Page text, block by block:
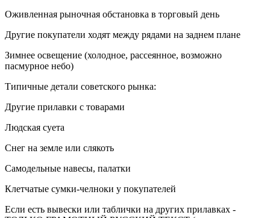
Оживленная рыночная обстановка в торговый день
Другие покупатели ходят между рядами на заднем плане
Зимнее освещение (холодное, рассеянное, возможно
пасмурное небо)
Типичные детали советского рынка:
Другие прилавки с товарами
Людская суета
Снег на земле или слякоть
Самодельные навесы, палатки
Клетчатые сумки-челноки у покупателей
Если есть вывески или таблички на других прилавках -